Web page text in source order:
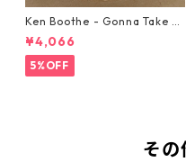
Ken Boothe - Gonna Take A
Miracle【7-21362】
¥4,066
5%OFF
その